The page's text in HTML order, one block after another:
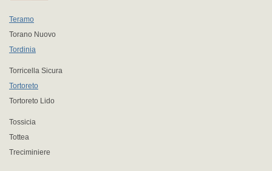
Teramo
Torano Nuovo
Tordinia
Torricella Sicura
Tortoreto
Tortoreto Lido
Tossicia
Tottea
Treciminiere